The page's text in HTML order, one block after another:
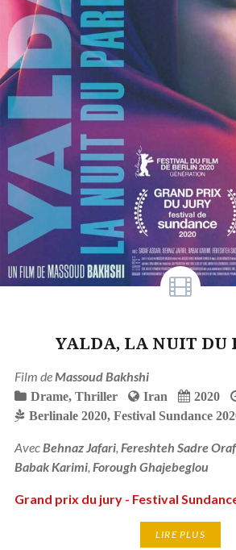
YALDA, LA NUIT DU
Film de Massoud Bakhshi
Drame, Thriller Iran 2020
Berlinale 2020, Festival Sundance
Avec Behnaz Jafari, Fereshteh Sadre
Babak Karimi, Forough Ghajebeglou
Grand prix du jury - Festival
LIRE PLUS